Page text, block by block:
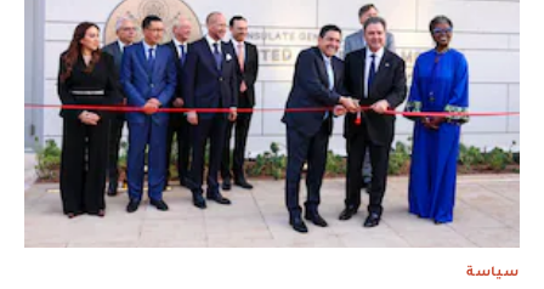
سياسة